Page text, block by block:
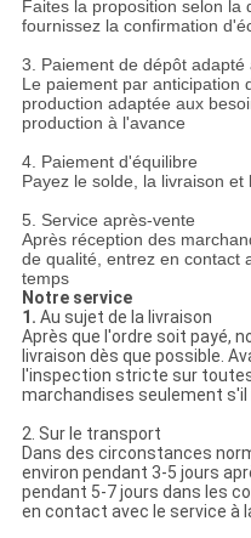
Faites la proposition selon la
fournissez la confirmation
3. Paiement de dépôt
Le paiement par anticipation
production adaptée aux
production à l'avance
4. Paiement d'équilibre
Payez le solde, la livraison et
5. Service après-vente
Après réception des
de qualité, entrez en contact
temps
Notre service
1. Au sujet de la livraison
Après que l'ordre soit payé,
livraison dès que possible.
l'inspection stricte sur
marchandises seulement s'il
2. Sur le transport
Dans des circonstances
environ pendant 3-5 jours
pendant 5-7 jours dans les
en contact avec le service à